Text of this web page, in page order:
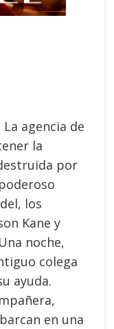
agencia de
la
por
los
Kane y
noche,
colega
ayuda.
en una